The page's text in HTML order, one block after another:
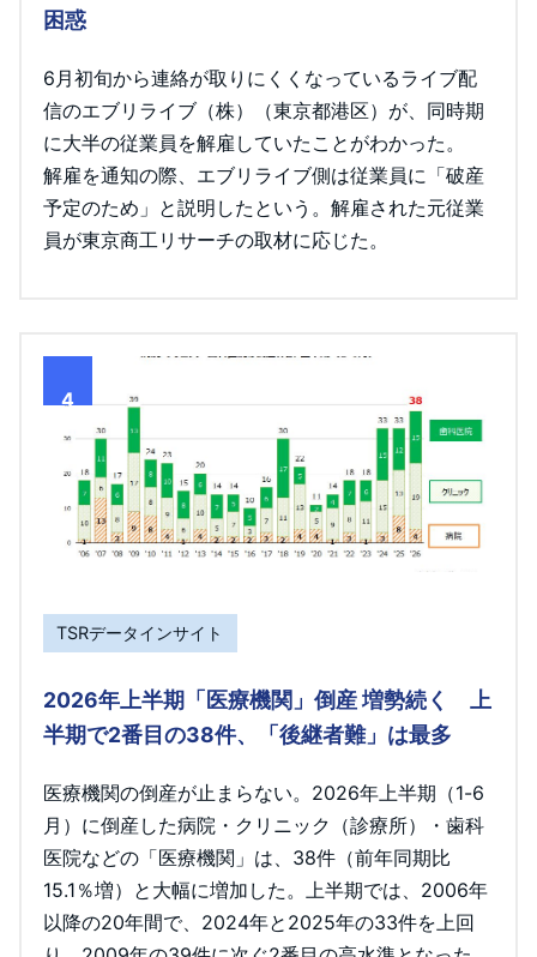
困惑
6月初旬から連絡が取りにくくなっているライブ配
信のエブリライブ（株）（東京都港区）が、同時期
に大半の従業員を解雇していたことがわかった。
解雇を通知の際、エブリライブ側は従業員に「破産
予定のため」と説明したという。解雇された元従業
員が東京商工リサーチの取材に応じた。
4
TSRデータインサイト
2026年上半期「医療機関」倒産 増勢続く 上
半期で2番目の38件、「後継者難」は最多
医療機関の倒産が止まらない。2026年上半期（1-6
月）に倒産した病院・クリニック（診療所）・歯科
医院などの「医療機関」は、38件（前年同期比
15.1％増）と大幅に増加した。上半期では、2006年
以降の20年間で、2024年と2025年の33件を上回